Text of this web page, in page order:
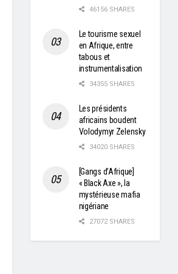
46156 SHARES
Le tourisme sexuel
en Afrique, entre
tabous et
instrumentalisation
34355 SHARES
Les présidents
africains boudent
Volodymyr Zelensky
34020 SHARES
[Gangs d’Afrique]
« Black Axe », la
mystérieuse mafia
nigériane
27072 SHARES